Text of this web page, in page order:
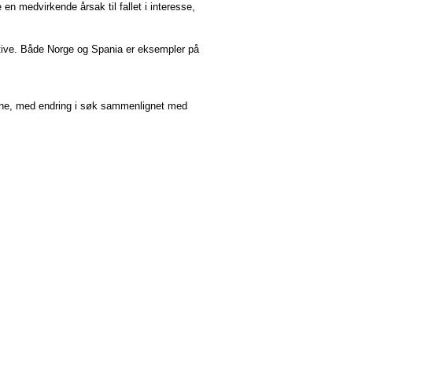
medvirkende årsak til fallet i interesse,
Både Norge og Spania er eksempler på
med endring i søk sammenlignet med